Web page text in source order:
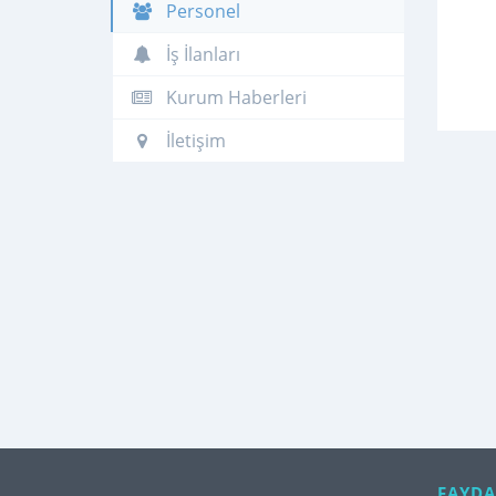
Personel
İş İlanları
Kurum Haberleri
İletişim